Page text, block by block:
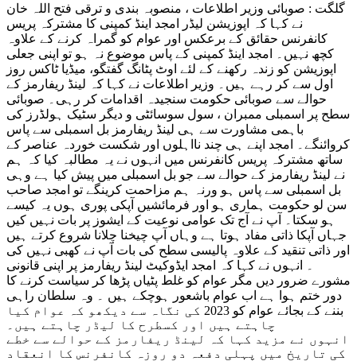
گلگت : صوبائی وزیر اطلاعات ، منصوبہ بندی و ترقی فتح اللہ خان
نے کہا کہ اپوزیشن لیڈر امجد اینڈ کمپنی کا مشترکہ پریس
کانفرنس حقائق کے برعکس اور عوام کو گمراہ کرنے کے علاوہ
کچھ نہیں۔ امجد اینڈ کمپنی کے پاس موضوع نہ ہو تو اپنی جعلی
اپوزیشن کو زندہ رکھنے کے لئے اوٹ پٹانگ گفتگو، میڈیا ٹاکس روز
اول سے کر رہے ہیں۔ وزیر اطلاعات نے کہا کہ لینڈ ریفارمز کے
حوالے سے صوبائی حکومت سنجیدہ اقدامات کر رہی۔ صوبائی
سطح پر اسمبلی ممبران ، سول سوسائٹی و دیگر سٹیک ہولڈرز کی
باہمی مشاورت سے ہی لینڈ ریفارمز بل اسمبلی سے پاس
کروائنگے۔ امجد اپنے ہی چند نااہلوں اور شکست خوردہ عناصر کے
ساتھ مشترکہ پریس کانفرنس میں انہوں نے یہ مطالبہ کیا کہ ہم
نے لینڈ ریفارمز کے حوالے سے جو بل اسمبلی میں پیش کیا ہے وہی
بل اسمبلی سے پاس ہو ورنہ ہم مزاحمت کرینگے تو امجد صاحب
سن لو حکومت ہماری ہو اور فرمائشیں آپکی پوری ہوں یہ کیسے
ہو سکتا۔ آپ نے آج تک عوامی نوعیت کے ایشوز پر بات نہیں کیں
جہاں آپکا ذاتی مفاد ہوتا ہے وہاں آپ چیخنا چلانا شروع کرتے ہیں
اور ذاتی تنقید کے علاوہ پالیسی سطح کی بات آپ نے کھبی نہیں کی
۔ انہوں نے کہا کہ امجد ایڈوکیٹ لینڈ ریفارمز پر اپنی قانونی
مشورے ضرور دیں مگر عوام کو غلط پٹیاں پڑھا کر سیاست کرنے کا
دور ختم ہوا ہے اب عوام باشعور ہوچکے ہیں ۔ وہ سلطان راہی
بننے کے بجائے عوام کو 2023 کی نگاہ سے دیکھو کہ عوام کیا
چاہتے ہیں اور کسطرح کا لیڈر چاہتے ہیں۔
انہوں نے مزید کہا کہ لینڈ ریفارمز کے حوالے سے خطے
کی تاریخ میں پہلی دفعہ دو روزہ کانفرنس کا انعقاد